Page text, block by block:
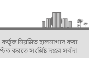
নিয়মিত হালনাগাদ করা
করতে সংশ্লিষ্ট দপ্তর সর্বদা